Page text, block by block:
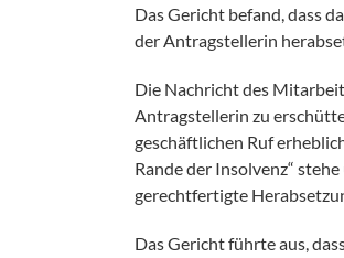
Das Gericht befand, dass
der Antragstellerin
Die Nachricht des
Antragstellerin zu
geschäftlichen Ruf
Rande der Insolvenz“
gerechtfertigte
Das Gericht führte aus,